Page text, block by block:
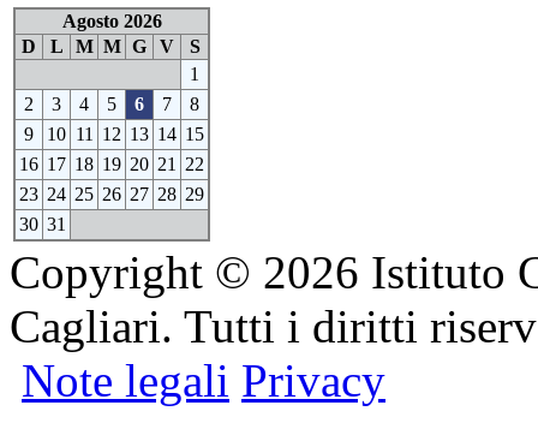
Agosto 2026
D
L M M G V
S
1
2
3 4 5 6 7
8
9
10 11 12 13 14 15
16 17 18 19 20 21
22
23 24 25 26 27 28 29
30 31
Copyright © 2026 Istituto
Cagliari. Tutti i diritti
Note legali Privacy